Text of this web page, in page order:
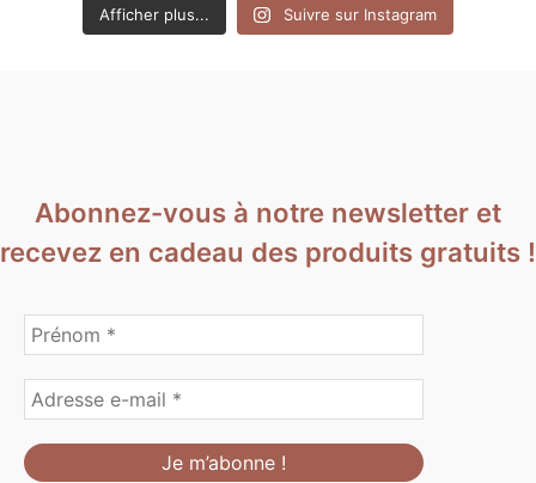
Afficher plus... Suivre sur Instagram
Abonnez-vous à notre newsletter et
recevez en cadeau des produits gratuits !